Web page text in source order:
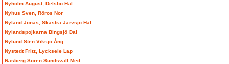
Nyholm August, Delsbo Häl
Nyhus Sven, Röros Nor
Nyland Jonas, Skästra Järvsjö Häl
Nylandspojkarna Bingsjö Dal
Nylund Sten Viksjö Ång
Nystedt Fritz, Lycksele Lap
Näsberg Sören Sundsvall Med